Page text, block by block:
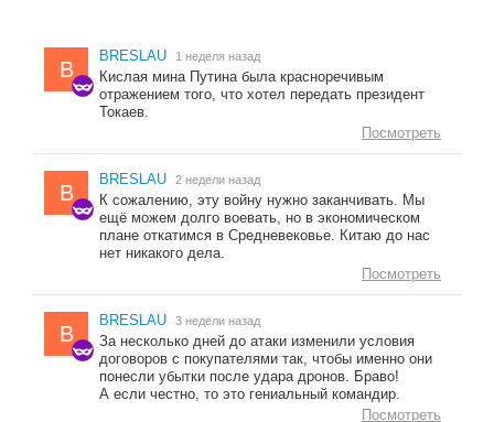
B
BRESLAU 1 неделя назад
Кислая мина Путина была красноречивым
отражением того, что хотел передать президент
Токаев.
Посмотреть
B
BRESLAU 2 недели назад
К сожалению, эту войну нужно заканчивать. Мы
ещё можем долго воевать, но в экономическом
плане откатимся в Средневековье. Китаю до нас
нет никакого дела.
Посмотреть
B
BRESLAU 3 недели назад
За несколько дней до атаки изменили условия
договоров с покупателями так, чтобы именно они
понесли убытки после удара дронов. Браво!
А если честно, то это гениальный командир.
Посмотреть